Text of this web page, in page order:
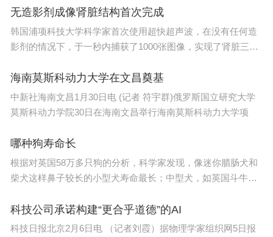
化问题，更好地处理未见过的电力业务场景缺陷。
南方电网广西电网公司信息中心副总经理黄汉华介
缺陷的识别精度，基本实现了对人工的替代。目前，
广西电网机巡管理平台和输电运行支持系统已实现与
输电大模型的对接调用，平均缺陷识别率为91.2
4%，达到电力行业领先水平。
广西壮族自治区大数据发展局党组成员段菲认为，广
控技术实现，在促进自主可控生态繁荣方面树立了标
杆。
无造影剂成像肾脏结构首次完成
韩国浦项科技大学科学家首次使用超快超声波，在没有任何造
影剂的情况下，于一秒内捕获了1000张图像，实现了肾脏三维
海南莫斯科动力大学在文昌奠基
中新社海南文昌1月30日电 (记者 符宇群)俄罗斯国立研究大学
莫斯科动力学院30日在海南文昌举行海南莫斯科动力大学项
哪种狗寿命长
根据对英国58万多只狗的分析，科学家发现，像迷你腊肠犬和
柴犬这样鼻子较长的小型犬寿命最长；中型犬，如英国斗牛犬
科技公司承诺构建“更合乎道德”的AI
科技日报北京2月6日电 （记者刘霞）据物理学家组织网5日报